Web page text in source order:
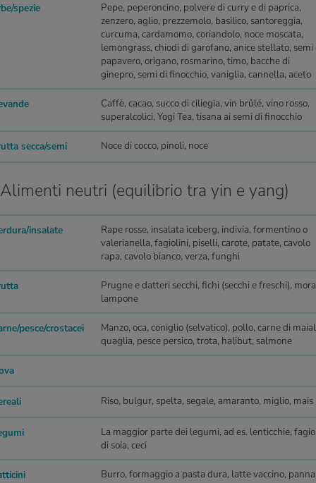
spezie
Pepe, peperoncino, polvere di curry e di paprica,
zenzero, aglio, prezzemolo, basilico, santoreggia,
curcuma, cardamomo, coriandolo, noce moscata,
lemongrass, chiodi di garofano, anice stellato, semi
papavero, origano, rosmarino, timo, bacche di
ginepro, semi di finocchio, vaniglia, cannella, aceto
Caffè, cacao, succo di ciliegia, vin brûlé, vino rosso,
superalcolici, Yogi Tea, tisana ai semi di finocchio
secca/semi Noce di cocco, pinoli, noce
Alimenti neutri (equilibrio tra yin e yang)
insalate
Rape rosse, insalata iceberg, indivia, formentino o
valerianella, fagiolini, piselli, carote, patate, cavolo
rapa, cavolo bianco, verza, funghi
Prugne e datteri secchi, fichi (secchi e freschi),
lampone
pesce/crostacei
Manzo, oca, coniglio (selvatico), pollo, carne di
quaglia, pesce persico, trota, halibut, salmone
Riso, bulgur, spelta, segale, amaranto, miglio, mais
La maggior parte dei legumi, ad es. lenticchie,
di soia, ceci
Burro, formaggio a pasta dura, latte vaccino, panna